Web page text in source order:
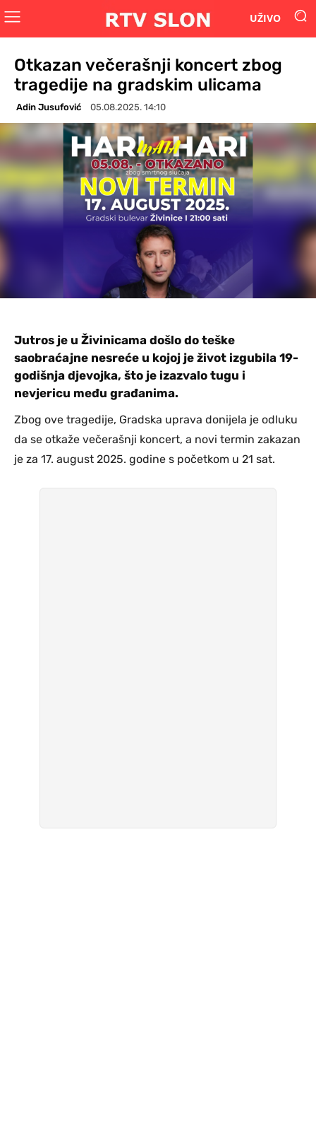
UŽIVO
Otkazan večerašnji koncert zbog
tragedije na gradskim ulicama
Adin Jusufović 05.08.2025. 14:10
Jutros je u Živinicama došlo do teške
saobraćajne nesreće u kojoj je život izgubila 19-
godišnja djevojka, što je izazvalo tugu i
nevjericu među građanima.
Zbog ove tragedije, Gradska uprava donijela je odluku
da se otkaže večerašnji koncert, a novi termin zakazan
je za 17. august 2025. godine s početkom u 21 sat.